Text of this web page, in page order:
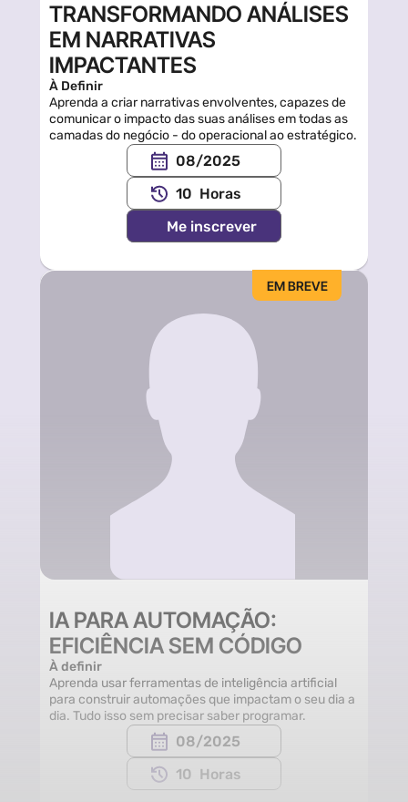
TRANSFORMANDO ANÁLISES
EM NARRATIVAS
IMPACTANTES
À Definir
Aprenda a criar narrativas envolventes, capazes de
comunicar o impacto das suas análises em todas as
camadas do negócio - do operacional ao estratégico.
08/2025
10  Horas
Me inscrever
IA PARA AUTOMAÇÃO:
EFICIÊNCIA SEM CÓDIGO
À definir
Aprenda usar ferramentas de inteligência artificial
para construir automações que impactam o seu dia a
dia. Tudo isso sem precisar saber programar.
08/2025
10  Horas
EM BREVE